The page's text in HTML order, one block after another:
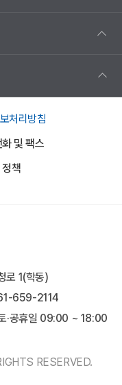
처리방침
및 팩스
책
로 1(학동)
659-2114
·공휴일 09:00 ~ 18:00
RESERVED.